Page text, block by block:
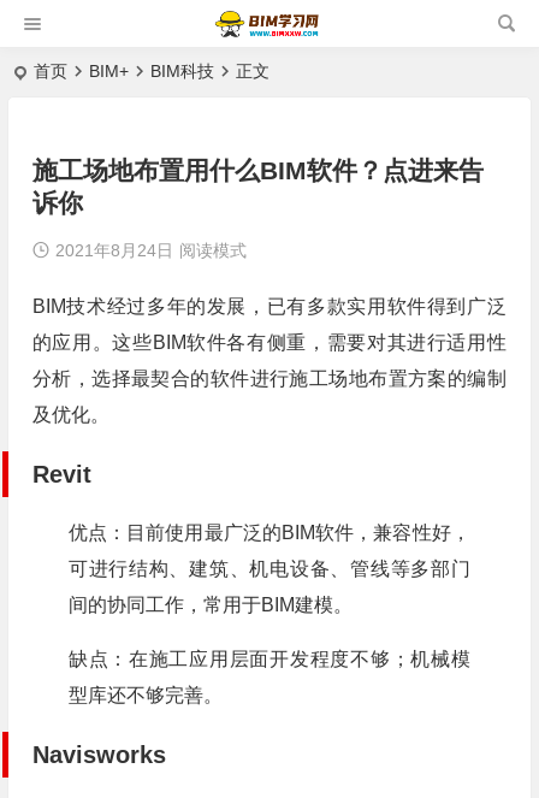
首页 BIM+ BIM科技 正文
施工场地布置用什么BIM软件？点进来告
诉你
2021年8月24日 阅读模式
BIM技术经过多年的发展，已有多款实用软件得到广泛
的应用。这些BIM软件各有侧重，需要对其进行适用性
分析，选择最契合的软件进行施工场地布置方案的编制
及优化。
Revit
优点：目前使用最广泛的BIM软件，兼容性好，
可进行结构、建筑、机电设备、管线等多部门
间的协同工作，常用于BIM建模。
缺点：在施工应用层面开发程度不够；机械模
型库还不够完善。
Navisworks